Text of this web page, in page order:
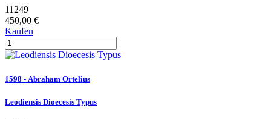
11249
450,00 €
Kaufen
1598 - Abraham Ortelius
Leodiensis Dioecesis Typus